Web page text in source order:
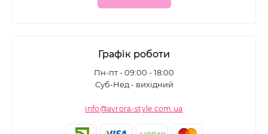
Графік роботи
Пн-пт - 09:00 - 18:00
Суб-Нед - вихідний
info@avrora-style.com.ua